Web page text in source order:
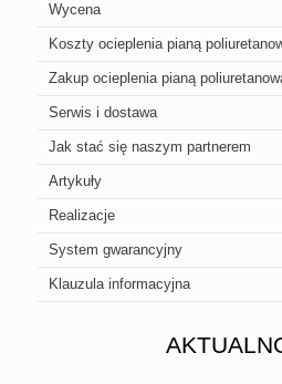
Wycena
Koszty ocieplenia pianą
Zakup ocieplenia pianą
Serwis i dostawa
Jak stać się naszym partnerem
Artykuły
Realizacje
System gwarancyjny
Klauzula informacyjna